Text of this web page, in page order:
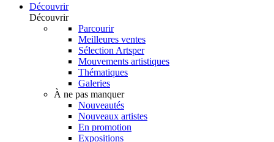
Découvrir
Découvrir
Parcourir
Meilleures ventes
Sélection Artsper
Mouvements artistiques
Thématiques
Galeries
À ne pas manquer
Nouveautés
Nouveaux artistes
En promotion
Expositions